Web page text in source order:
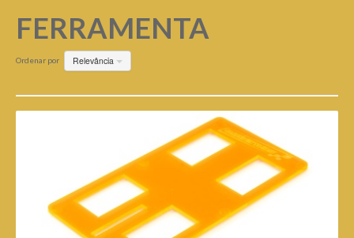
FERRAMENTA
Ordenar por Relevância